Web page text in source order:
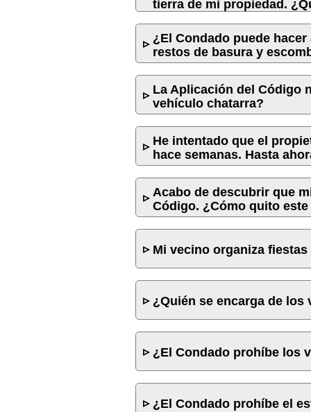
tierra de mi propiedad.
¿El Condado puede
restos de basura y
La Aplicación del Código
vehículo chatarra?
He intentado que el
hace semanas. Hasta
Acabo de descubrir que
Código. ¿Cómo quito
Mi vecino organiza
¿Quién se encarga de
¿El Condado prohíbe los
¿El Condado prohíbe el